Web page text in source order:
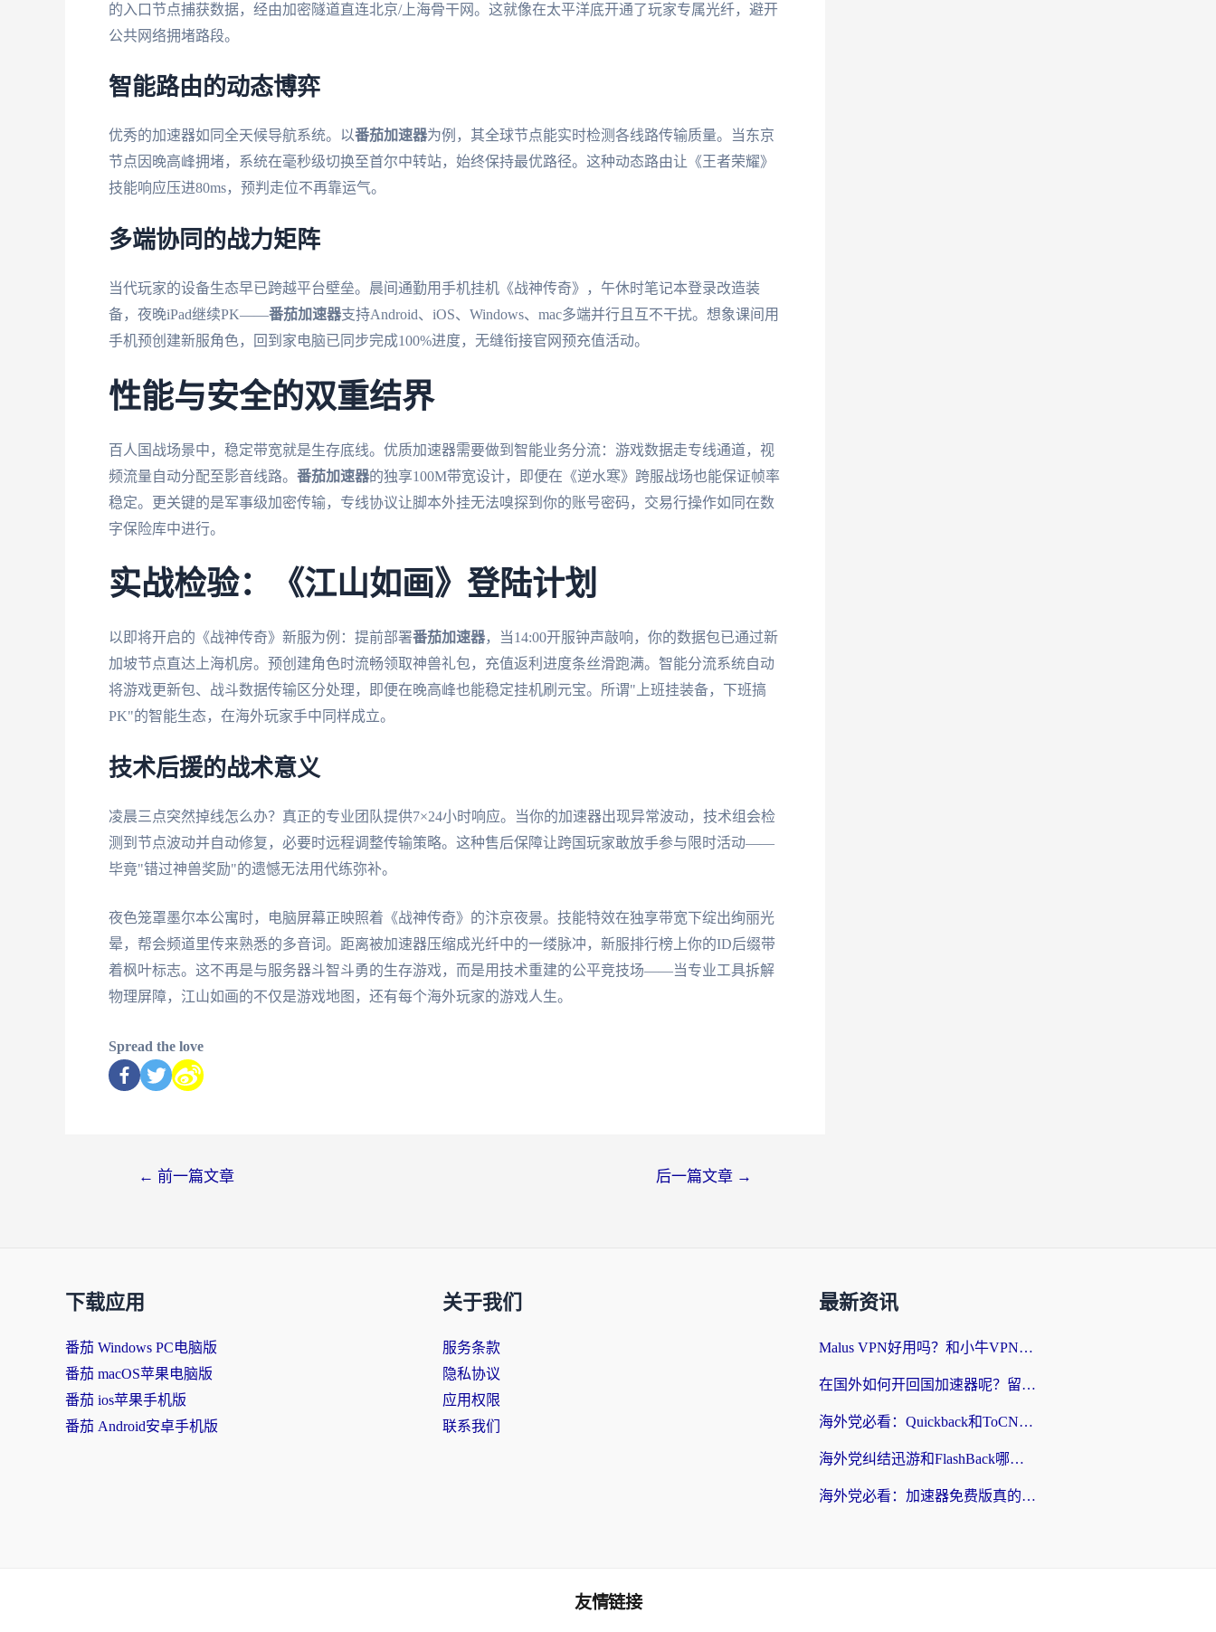
的入口节点捕获数据，经由加密隧道直连北京/上海骨干网。这就像在太平洋底开通了玩家专属光纤，避开
公共网络拥堵路段。
智能路由的动态博弈
优秀的加速器如同全天候导航系统。以番茄加速器为例，其全球节点能实时检测各线路传输质量。当东京
节点因晚高峰拥堵，系统在毫秒级切换至首尔中转站，始终保持最优路径。这种动态路由让《王者荣耀》
技能响应压进80ms，预判走位不再靠运气。
多端协同的战力矩阵
当代玩家的设备生态早已跨越平台壁垒。晨间通勤用手机挂机《战神传奇》，午休时笔记本登录改造装
备，夜晚iPad继续PK——番茄加速器支持Android、iOS、Windows、mac多端并行且互不干扰。想象课间用
手机预创建新服角色，回到家电脑已同步完成100%进度，无缝衔接官网预充值活动。
性能与安全的双重结界
百人国战场景中，稳定带宽就是生存底线。优质加速器需要做到智能业务分流：游戏数据走专线通道，视
频流量自动分配至影音线路。 番茄加速器的独享100M带宽设计，即便在《逆水寒》跨服战场也能保证帧率
稳定。更关键的是军事级加密传输，专线协议让脚本外挂无法嗅探到你的账号密码，交易行操作如同在数
字保险库中进行。
实战检验：《江山如画》登陆计划
以即将开启的《战神传奇》新服为例：提前部署番茄加速器，当14:00开服钟声敲响，你的数据包已通过新
加坡节点直达上海机房。预创建角色时流畅领取神兽礼包，充值返利进度条丝滑跑满。智能分流系统自动
将游戏更新包、战斗数据传输区分处理，即便在晚高峰也能稳定挂机刷元宝。所谓"上班挂装备，下班搞
PK"的智能生态，在海外玩家手中同样成立。
技术后援的战术意义
凌晨三点突然掉线怎么办？真正的专业团队提供7×24小时响应。当你的加速器出现异常波动，技术组会检
测到节点波动并自动修复，必要时远程调整传输策略。这种售后保障让跨国玩家敢放手参与限时活动——
毕竟"错过神兽奖励"的遗憾无法用代练弥补。
夜色笼罩墨尔本公寓时，电脑屏幕正映照着《战神传奇》的汴京夜景。技能特效在独享带宽下绽出绚丽光
晕，帮会频道里传来熟悉的多音词。距离被加速器压缩成光纤中的一缕脉冲，新服排行榜上你的ID后缀带
着枫叶标志。这不再是与服务器斗智斗勇的生存游戏，而是用技术重建的公平竞技场——当专业工具拆解
物理屏障，江山如画的不仅是游戏地图，还有每个海外玩家的游戏人生。
Spread the love
← 前一篇文章 后一篇文章 →
下载应用
番茄 Windows PC电脑版
番茄 macOS苹果电脑版
番茄 ios苹果手机版
番茄 Android安卓手机版
关于我们
服务条款
隐私协议
应用权限
联系我们
最新资讯
Malus VPN好用吗？和小牛VPN对比哪个回国效果更好？海外党亲测实用指南
在国外如何开回国加速器呢？留学生亲测的无缝访问国内资源指南
海外党必看：Quickback和ToCN好用吗？3分钟选对回国加速器的实用指南
海外党纠结迅游和FlashBack哪个好？2026实用指南教你选对回国加速器
海外党必看：加速器免费版真的能解决回国访问难题吗？附实用选择指南
友情链接